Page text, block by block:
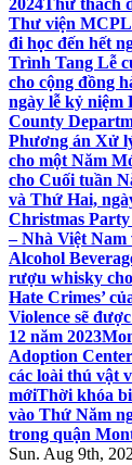
2024Thử thách
Thư viện MCPL
đi học đến hết
Trình Tang Lễ
cho cộng đồng
ngày lễ kỷ
County
Phương án Xử
cho một Năm
cho Cuối tuần
và Thứ Hai,
Christmas
– Nhà Việt
Alcohol
rượu whisky
Hate Crimes’
Violence sẽ
12 năm 2023
Adoption
các loài thú vật
mớiThời khóa
vào Thứ Năm
trong quận
Sun. Aug 9th,